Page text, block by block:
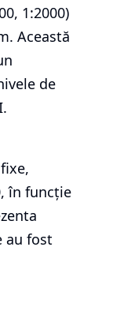
1:2000)
Această
de
în funcție
au fost